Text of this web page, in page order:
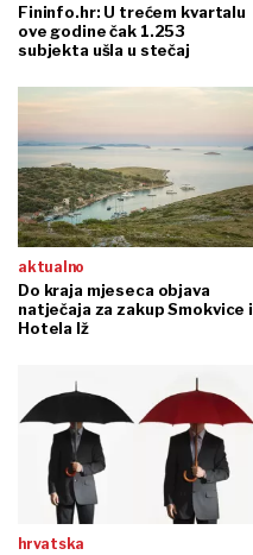
Fininfo.hr: U trećem kvartalu
ove godine čak 1.253
subjekta ušla u stečaj
aktualno
Do kraja mjeseca objava
natječaja za zakup Smokvice i
Hotela Iž
hrvatska